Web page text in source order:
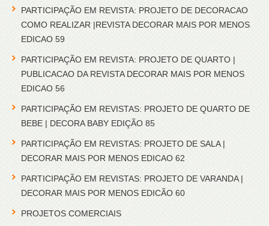
PARTICIPAÇÃO EM REVISTA: PROJETO DE DECORACAO
COMO REALIZAR |REVISTA DECORAR MAIS POR MENOS
EDICAO 59
PARTICIPAÇÃO EM REVISTA: PROJETO DE QUARTO |
PUBLICACAO DA REVISTA DECORAR MAIS POR MENOS
EDICAO 56
PARTICIPAÇÃO EM REVISTAS: PROJETO DE QUARTO DE
BEBE | DECORA BABY EDIÇÃO 85
PARTICIPAÇÃO EM REVISTAS: PROJETO DE SALA |
DECORAR MAIS POR MENOS EDICAO 62
PARTICIPAÇÃO EM REVISTAS: PROJETO DE VARANDA |
DECORAR MAIS POR MENOS EDICÃO 60
PROJETOS COMERCIAIS